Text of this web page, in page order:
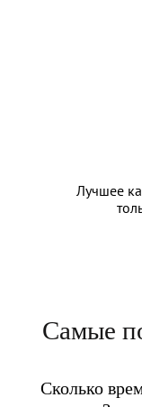
Лучшее
Самые
Сколько